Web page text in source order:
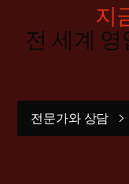
지
전 세계
전문가와 상담